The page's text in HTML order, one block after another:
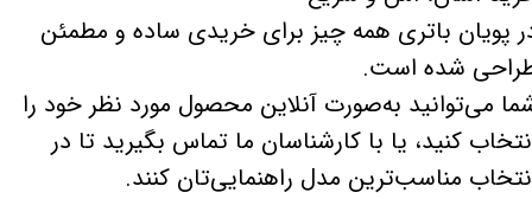
پویان باتری همه چیز برای خریدی ساده و مطمئن
شده است.
می‌توانید به‌صورت آنلاین محصول مورد نظر خود را
کنید، یا با کارشناسان ما تماس بگیرید تا در
مناسب‌ترین مدل راهنمایی‌تان کنند.